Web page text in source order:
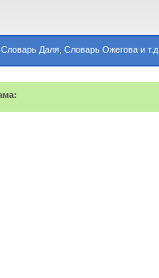
Даля, Словарь Ожегова и т.д.